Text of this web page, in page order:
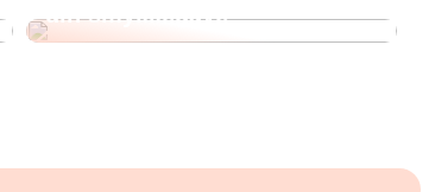
din smykkegave